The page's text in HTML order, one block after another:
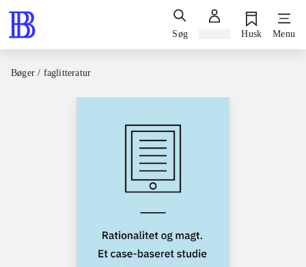
Søg Husk Menu
Bøger / faglitteratur